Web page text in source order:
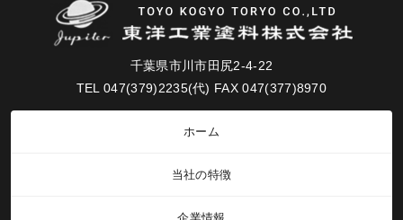
千葉県市川市田尻2-4-22
TEL 047(379)2235(代) FAX 047(377)8970
ホーム
当社の特徴